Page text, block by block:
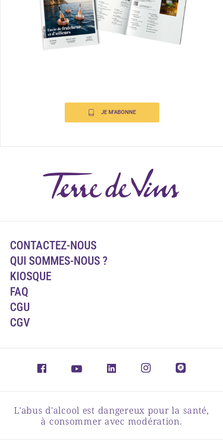
JE M'ABONNE
CONTACTEZ-NOUS
QUI SOMMES-NOUS ?
KIOSQUE
FAQ
CGU
CGV
L'abus d'alcool est dangereux pour la santé,
à consommer avec modération.